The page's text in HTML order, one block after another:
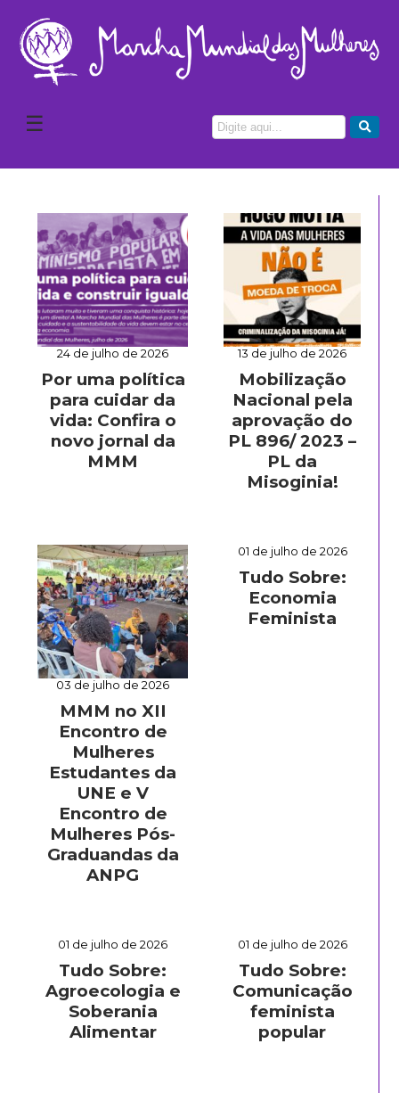
☰
24 de julho de 2026
Por uma política
para cuidar da
vida: Confira o
novo jornal da
MMM
13 de julho de 2026
Mobilização
Nacional pela
aprovação do
PL 896/ 2023 –
PL da
Misoginia!
03 de julho de 2026
MMM no XII
Encontro de
Mulheres
Estudantes da
UNE e V
Encontro de
Mulheres Pós-
Graduandas da
ANPG
01 de julho de 2026
Tudo Sobre:
Economia
Feminista
01 de julho de 2026
Tudo Sobre:
Agroecologia e
Soberania
Alimentar
01 de julho de 2026
Tudo Sobre:
Comunicação
feminista
popular